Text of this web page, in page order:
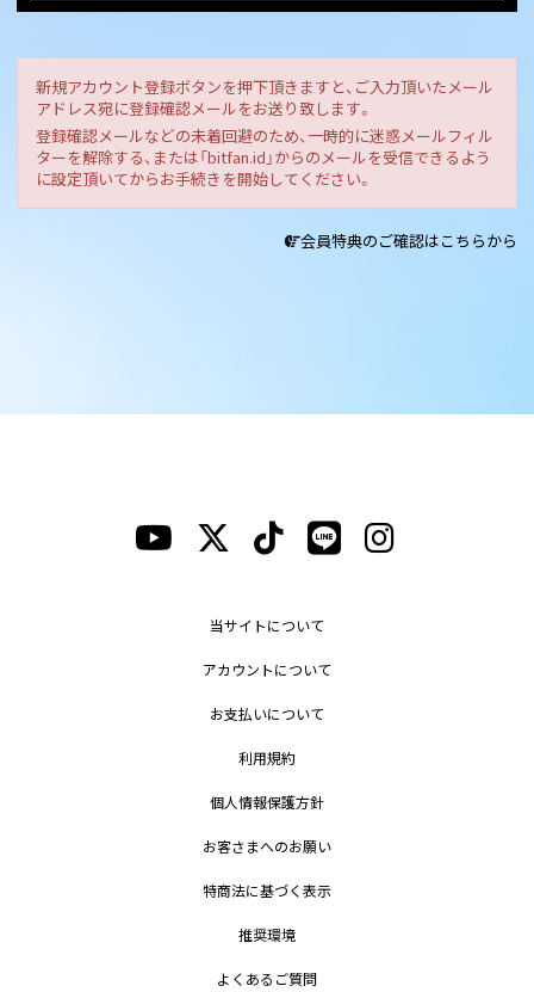
新規アカウント登録ボタンを押下頂きますと、ご入力頂いたメール
アドレス宛に登録確認メールをお送り致します。
登録確認メールなどの未着回避のため、一時的に迷惑メールフィル
ターを解除する、または「bitfan.id」からのメールを受信できるよう
に設定頂いてからお手続きを開始してください。
会員特典のご確認はこちらから
当サイトについて
アカウントについて
お支払いについて
利用規約
個人情報保護方針
お客さまへのお願い
特商法に基づく表示
推奨環境
よくあるご質問